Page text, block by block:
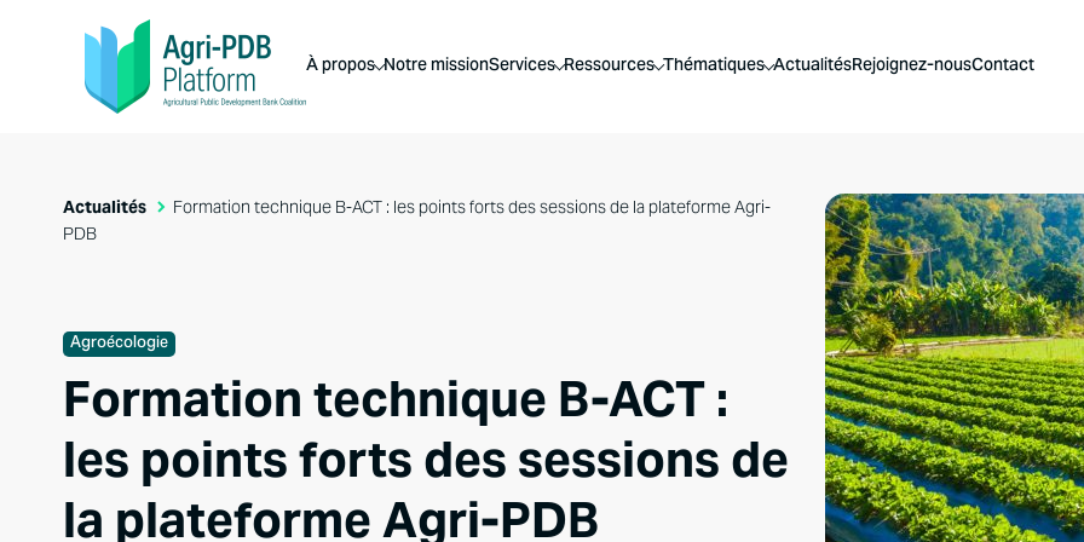
À propos Notre missionServices Ressources Thématiques ActualitésRejoignez-nousContact
Actualités
Formation technique B-ACT : les points forts des sessions de la plateforme Agri-
PDB
Agroécologie
Formation technique B-ACT :
les points forts des sessions de
la plateforme Agri-PDB